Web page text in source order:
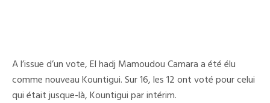
A l’issue d’un vote, El hadj Mamoudou Camara a été élu
comme nouveau Kountigui. Sur 16, les 12 ont voté pour celui
qui était jusque-là, Kountigui par intérim.